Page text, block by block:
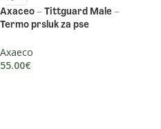
Axaceo – Tittguard Male –
Termo prsluk za pse
Axaeco
55.00€